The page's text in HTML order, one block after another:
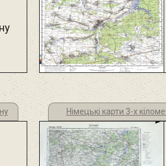
Німецькі карти 3-х